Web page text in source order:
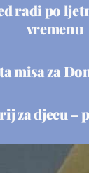
radi po
vremenu
misa za
za djecu –